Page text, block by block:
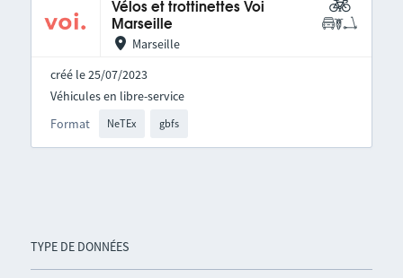
TYPE DE DONNÉES
Vélos et trottinettes Voi
Marseille
Marseille
créé le 25/07/2023
Format NeTEx gbfs
Véhicules en libre-service